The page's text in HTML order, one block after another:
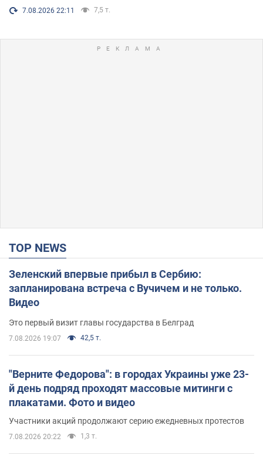
7.08.2026 22:11 7,5 т.
TOP NEWS
Зеленский впервые прибыл в Сербию:
запланирована встреча с Вучичем и не только.
Видео
Это первый визит главы государства в Белград
7.08.2026 19:07 42,5 т.
"Верните Федорова": в городах Украины уже 23-
й день подряд проходят массовые митинги с
плакатами. Фото и видео
Участники акций продолжают серию ежедневных протестов
7.08.2026 20:22 1,3 т.